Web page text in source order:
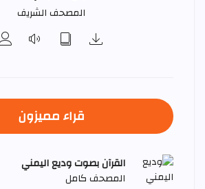
المصحف الشريف
قراء مميزون
القرآن بصوت وديع اليمني
المصحف كامل